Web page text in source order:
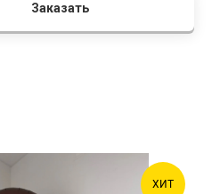
Заказать
ХИТ